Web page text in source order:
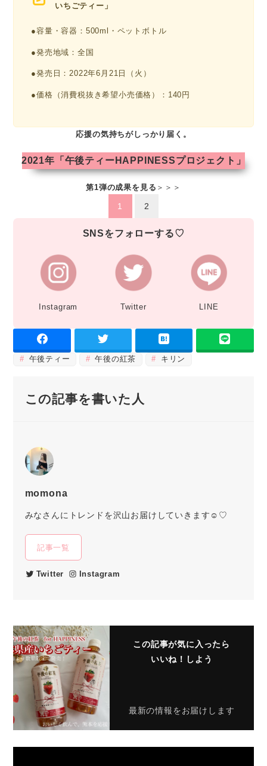
いちごティー」
●容量・容器：500ml・ペットボトル
●発売地域：全国
●発売日：2022年6月21日（火）
●価格（消費税抜き希望小売価格）：140円
応援の気持ちがしっかり届く。
2021年「午後ティーHAPPINESSプロジェクト」
第1弾の成果を見る ＞＞＞
1 2
SNSをフォローする♡
Instagram Twitter LINE
午後ティー 午後の紅茶 キリン
この記事を書いた人
momona
みなさんにトレンドを沢山お届けしていきます☺︎♡
記事一覧
Twitter Instagram
この記事が気に入ったら
いいね！しよう
最新の情報をお届けします